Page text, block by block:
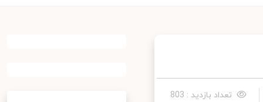
تعداد بازدید : 803